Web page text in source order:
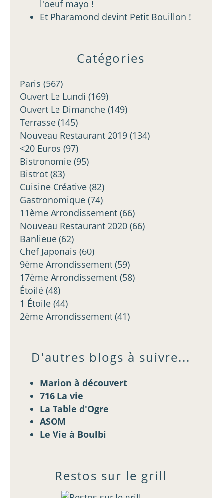
Catégories
Paris (567)
Ouvert Le Lundi (169)
Ouvert Le Dimanche (149)
Terrasse (145)
Nouveau Restaurant 2019 (134)
<20 Euros (97)
Bistronomie (95)
Bistrot (83)
Cuisine Créative (82)
Gastronomique (74)
11ème Arrondissement (66)
Nouveau Restaurant 2020 (66)
Banlieue (62)
Chef Japonais (60)
9ème Arrondissement (59)
17ème Arrondissement (58)
Étoilé (48)
1 Étoile (44)
2ème Arrondissement (41)
Restos sur le grill
D'autres blogs à suivre...
Marion à découvert
716 La vie
La Table d'Ogre
ASOM
Le Vie à Boulbi
l'oeuf mayo !
Et Pharamond devint Petit Bouillon !